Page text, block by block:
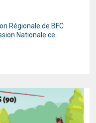
Régionale de BFC
Nationale ce